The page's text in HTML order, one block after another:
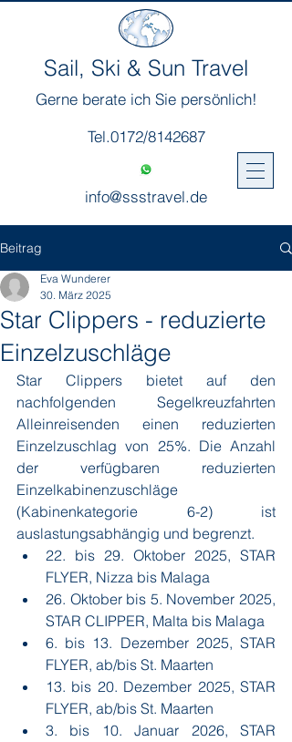
Sail, Ski & Sun Travel
Gerne berate ich Sie persönlich!
Tel.0172/8142687
info@ssstravel.de
Beitrag
Star Clippers - reduzierte
Einzelzuschläge
Eva Wunderer
30. März 2025
Star Clippers bietet auf den
nachfolgenden Segelkreuzfahrten
Alleinreisenden einen reduzierten
Einzelzuschlag von 25%. Die Anzahl
der verfügbaren reduzierten
Einzelkabinenzuschläge
(Kabinenkategorie 6-2) ist
auslastungsabhängig und begrenzt.
22. bis 29. Oktober 2025, STAR
FLYER, Nizza bis Malaga
26. Oktober bis 5. November 2025,
STAR CLIPPER, Malta bis Malaga
6. bis 13. Dezember 2025, STAR
FLYER, ab/bis St. Maarten
13. bis 20. Dezember 2025, STAR
FLYER, ab/bis St. Maarten
3. bis 10. Januar 2026, STAR